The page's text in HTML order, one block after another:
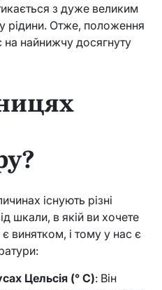
з дуже великим
рідини. Отже, положення
на найнижчу досягнуту
існують різні
шкали, в якій ви хочете
винятком, і тому у нас є
Цельсія (° C): Він